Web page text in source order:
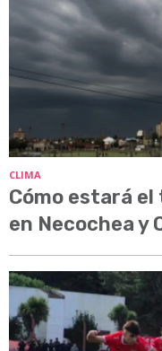
CLIMA
Cómo estará
en Necochea y